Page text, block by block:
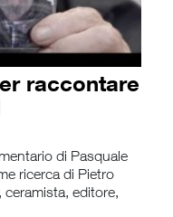
raccontare
di Pasquale
ricerca di Pietro
editore,